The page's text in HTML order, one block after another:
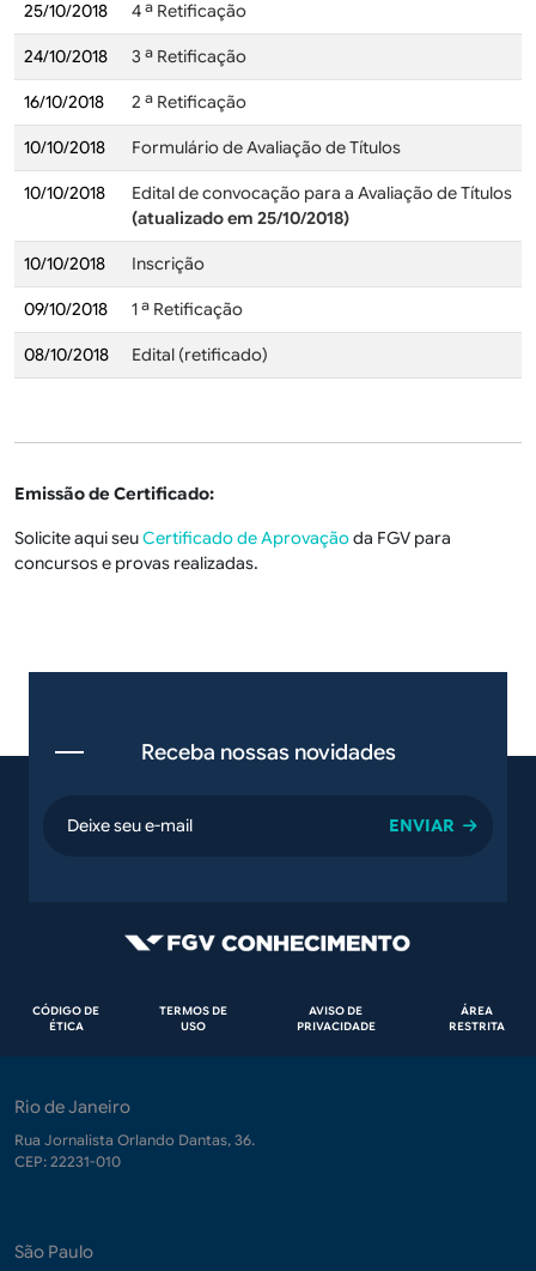
25/10/2018 4 ª Retificação
24/10/2018 3 ª Retificação
16/10/2018 2 ª Retificação
10/10/2018 Formulário de Avaliação de Títulos
10/10/2018
Edital de convocação para a Avaliação de Títulos
(atualizado em 25/10/2018)
10/10/2018 Inscrição
09/10/2018 1 ª Retificação
08/10/2018 Edital (retificado)
Emissão de Certificado:
Solicite aqui seuCertificado de Aprovaçãoda FGV para
concursos e provas realizadas.
Receba nossas novidades
email
Rodapé
CÓDIGO DE
ÉTICA
TERMOS DE
USO
AVISO DE
PRIVACIDADE
ÁREA
RESTRITA
Rio de Janeiro
Rua Jornalista Orlando Dantas, 36.
CEP: 22231-010
São Paulo